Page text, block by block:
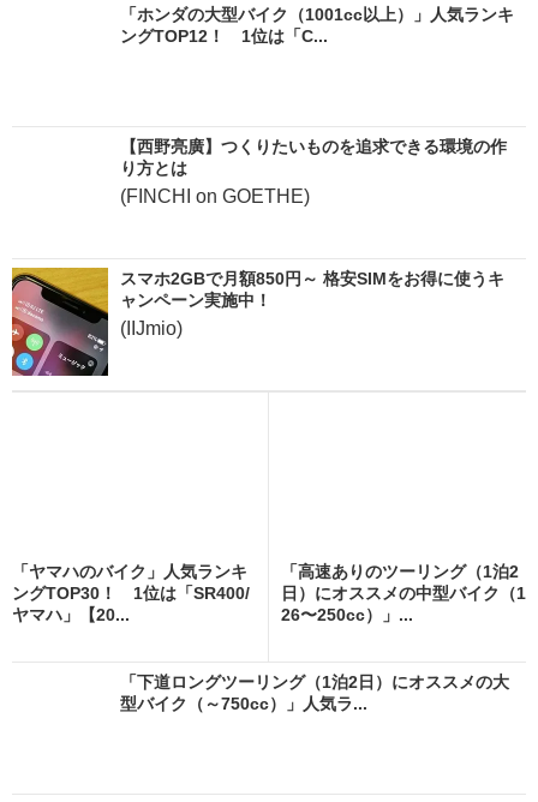
「ホンダの大型バイク（1001cc以上）」人気ランキ
ングTOP12！ 1位は「C...
【西野亮廣】つくりたいものを追求できる環境の作
り方とは
(FINCHI on GOETHE)
スマホ2GBで月額850円～ 格安SIMをお得に使うキ
ャンペーン実施中！
(IIJmio)
「ヤマハのバイク」人気ランキ
ングTOP30！ 1位は「SR400/
ヤマハ」【20...
「高速ありのツーリング（1泊2
日）にオススメの中型バイク（1
26〜250cc）」...
「下道ロングツーリング（1泊2日）にオススメの大
型バイク（～750cc）」人気ラ...